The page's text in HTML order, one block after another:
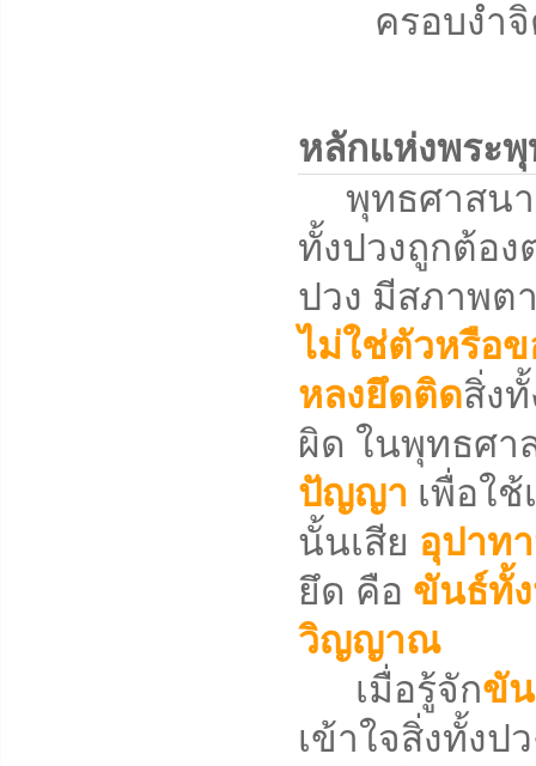
ครอบงำจิต
หลักแห่งพระ
พุทธศาสนา
ทั้งปวงถูกต้อง
ปวง มีสภาพต
ไม่ใช่ตัวหรือข
หลงยึดติดสิ่ง
ผิด ในพุทธศา
ปัญญา เพื่อใ
นั้นเสีย อุปาท
ยึด คือ ขันธ์ทั้
วิญญาณ
เมื่อรู้จักขั
เข้าใจสิ่งทั้งป